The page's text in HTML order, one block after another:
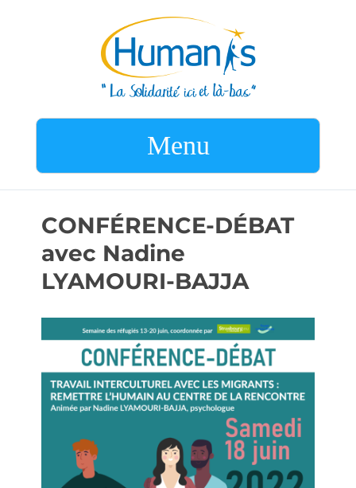
Menu
CONFÉRENCE-DÉBAT
avec Nadine
LYAMOURI-BAJJA